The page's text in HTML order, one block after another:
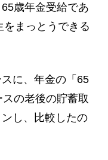
歳年金受給であ
まっとうできる
に、年金の「65
の老後の貯蓄取
し、比較したの